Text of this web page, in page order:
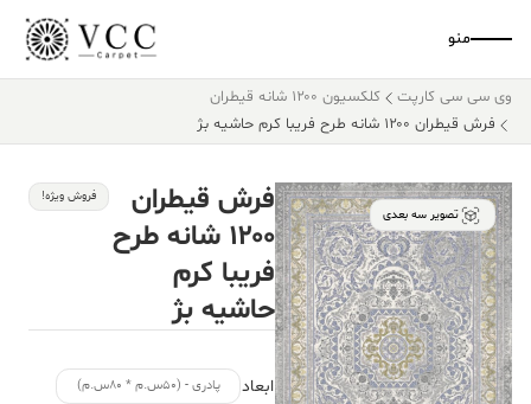
منو
وی سی سی کارپت
کلکسیون ۱۲۰۰ شانه قیطران
فرش قیطران ۱۲۰۰ شانه طرح فریبا کرم حاشیه بژ
تصویر سه بعدی
فرش قیطران
۱۲۰۰ شانه طرح
فریبا کرم
حاشیه بژ
فروش ویژه!
ابعاد
پادری - (۵۰س.م * ۸۰س.م)